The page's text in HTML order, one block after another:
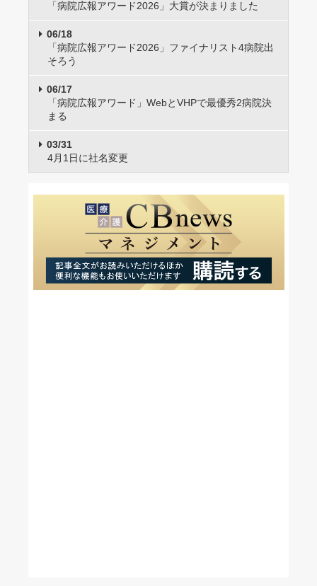
「病院広報アワード2026」大賞が決まりました
06/18
「病院広報アワード2026」ファイナリスト4病院出
そろう
06/17
「病院広報アワード」WebとVHPで最優秀2病院決
まる
03/31
4月1日に社名変更